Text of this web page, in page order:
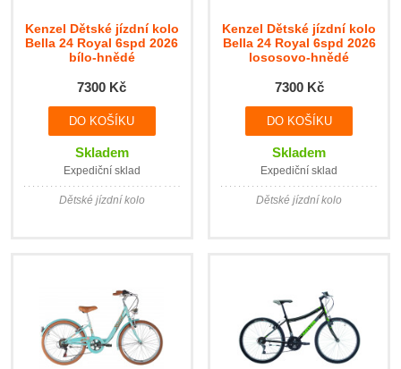
Kenzel Dětské jízdní kolo
Bella 24 Royal 6spd 2026
bílo-hnědé
7300 Kč
Skladem
Expediční sklad
Dětské jízdní kolo
Kenzel Dětské jízdní kolo
Bella 24 Royal 6spd 2026
lososovo-hnědé
7300 Kč
Skladem
Expediční sklad
Dětské jízdní kolo